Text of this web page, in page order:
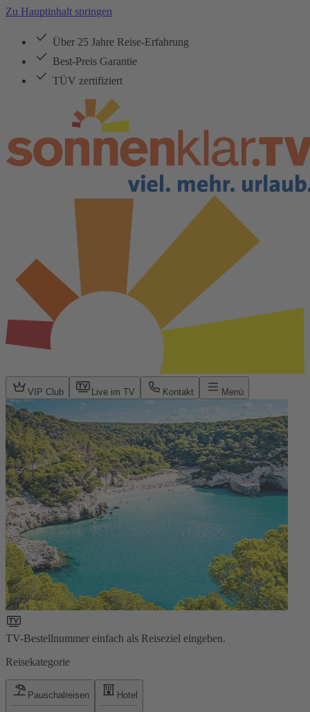
Zu Hauptinhalt springen
Über 25 Jahre Reise-Erfahrung
Best-Preis Garantie
TÜV zertifiziert
VIP Club Live im TV Kontakt Menü
TV-Bestellnummer einfach als Reiseziel eingeben.
Reisekategorie
Pauschalreisen Hotel